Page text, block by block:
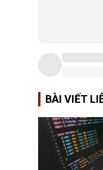
BÀI VIẾT